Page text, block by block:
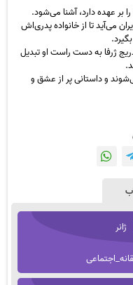
بر عهده دارد، آشنا می‌شود.
می‌آید تا از خانواده پدری‌اش
ژرفا به دست راست او تبدیل
و داستانی پر از عشق و
ژانر